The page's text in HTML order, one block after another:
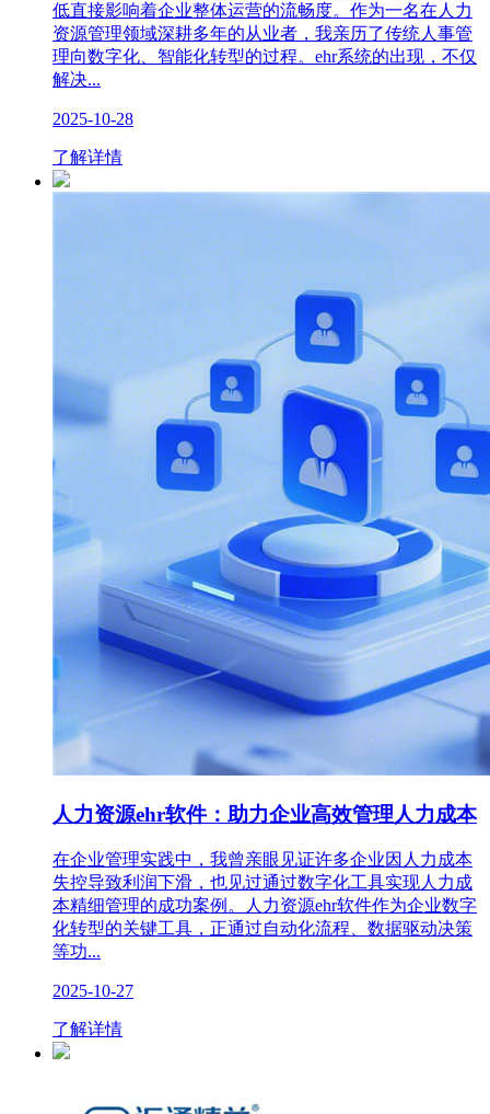
低直接影响着企业整体运营的流畅度。作为一名在人力
资源管理领域深耕多年的从业者，我亲历了传统人事管
理向数字化、智能化转型的过程。ehr系统的出现，不仅
解决...
2025-10-28
了解详情
人力资源ehr软件：助力企业高效管理人力成本
在企业管理实践中，我曾亲眼见证许多企业因人力成本
失控导致利润下滑，也见过通过数字化工具实现人力成
本精细管理的成功案例。人力资源ehr软件作为企业数字
化转型的关键工具，正通过自动化流程、数据驱动决策
等功...
2025-10-27
了解详情